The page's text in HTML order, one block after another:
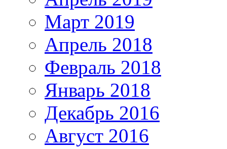
Март 2019
Апрель 2018
Февраль 2018
Январь 2018
Декабрь 2016
Август 2016